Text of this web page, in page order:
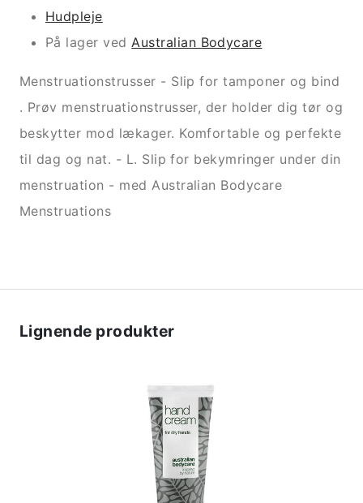
Hudpleje
På lager vedAustralian Bodycare
Menstruationstrusser - Slip for tamponer og bind
. Prøv menstruationstrusser, der holder dig tør og
beskytter mod lækager. Komfortable og perfekte
til dag og nat. - L. Slip for bekymringer under din
menstruation - med Australian Bodycare
Menstruations
Lignende produkter